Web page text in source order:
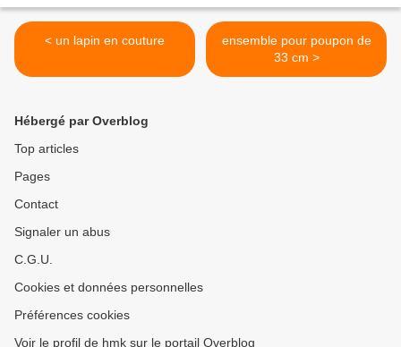
< un lapin en couture
ensemble pour poupon de
33 cm >
Hébergé par Overblog
Top articles
Pages
Contact
Signaler un abus
C.G.U.
Cookies et données personnelles
Préférences cookies
Voir le profil de hmk sur le portail Overblog